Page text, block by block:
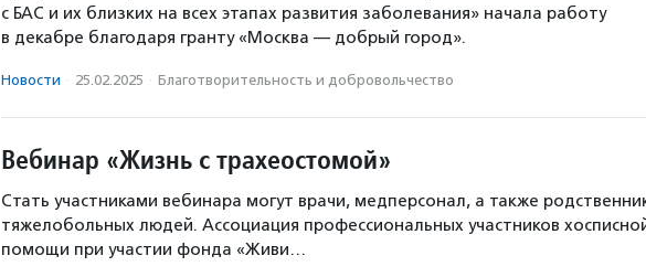
с БАС и их близких на всех этапах развития заболевания» начала работу
в декабре благодаря гранту «Москва — добрый город».
Новости · 25.02.2025 · Благотвори­тель­ность и доброволь­чест­во
Вебинар «Жизнь с трахеостомой»
Стать участниками вебинара могут врачи, медперсонал, а также
тяжелобольных людей. Ассоциация профессиональных участников
помощи при участии фонда «Живи…